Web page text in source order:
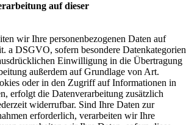
auf dieser
wir Ihre personenbezogenen Daten auf
DSGVO, sofern besondere Datenkategorien
Einwilligung in die Übertragung
außerdem auf Grundlage von Art.
oder in den Zugriff auf Informationen in
erfolgt die Datenverarbeitung zusätzlich
widerrufbar. Sind Ihre Daten zur
erforderlich, verarbeiten wir Ihre